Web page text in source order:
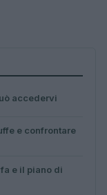
accedervi
e confrontare
e il piano di